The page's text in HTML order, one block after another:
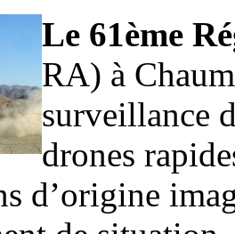
Le 61ème
RA) à
surveillance
drones
d’origine